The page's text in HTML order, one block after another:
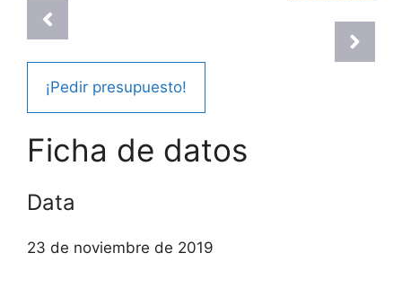
¡Pedir presupuesto!
Ficha de datos
Data
23 de noviembre de 2019